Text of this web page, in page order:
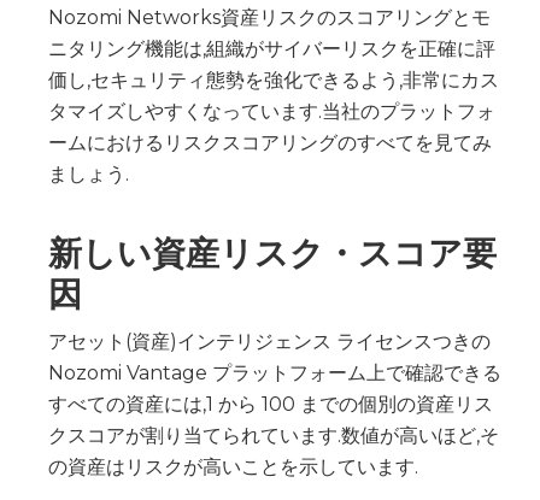
Nozomi Networks資産リスクのスコアリングとモ
ニタリング機能は,組織がサイバーリスクを正確に評
価し,セキュリティ態勢を強化できるよう,非常にカス
タマイズしやすくなっています.当社のプラットフォ
ームにおけるリスクスコアリングのすべてを見てみ
ましょう.
新しい資産リスク・スコア要
因
アセット(資産)インテリジェンス ライセンスつきの
Nozomi Vantage プラットフォーム上で確認できる
すべての資産には,1 から 100 までの個別の資産リス
クスコアが割り当てられています.数値が高いほど,そ
の資産はリスクが高いことを示しています.